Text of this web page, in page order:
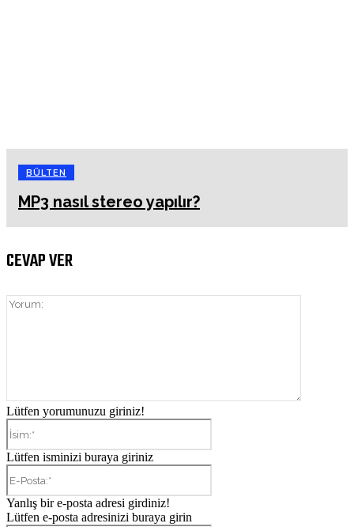
BÜLTEN
MP3 nasıl stereo yapılır?
CEVAP VER
Lütfen yorumunuzu giriniz!
Lütfen isminizi buraya giriniz
Yanlış bir e-posta adresi girdiniz!
Lütfen e-posta adresinizi buraya girin